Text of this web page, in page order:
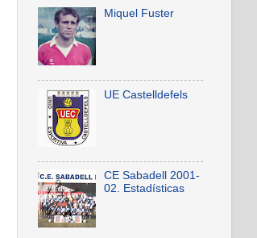
Miquel Fuster
UE Castelldefels
CE Sabadell 2001-
02. Estadísticas